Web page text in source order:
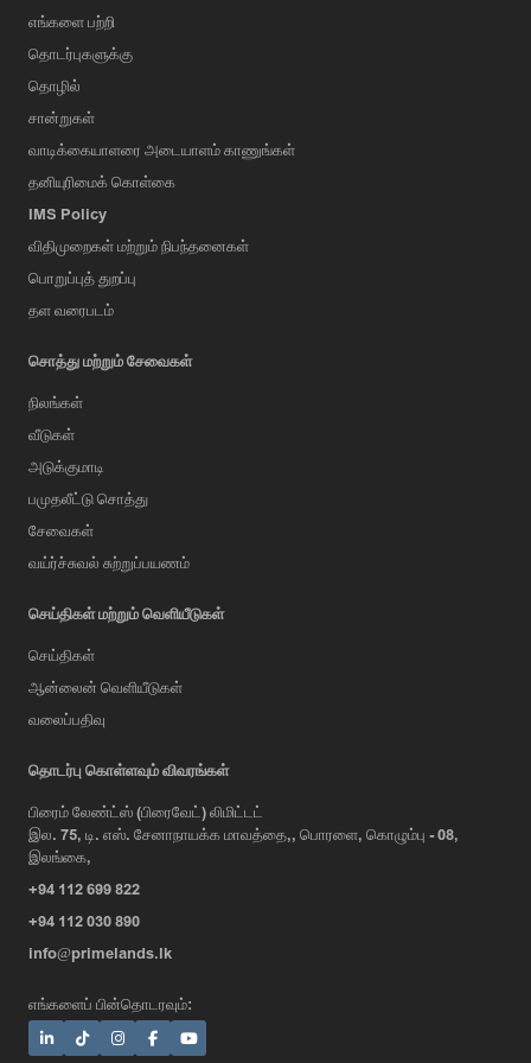
முறை (marina living) உருவாகும் வேளையில், துபாய், சிங்கப்பூர் மற்றும்
ஹொங்கொங் போன்ற உலகளாவிய நாடுகளுக்கு இணையாக
எங்களை பற்றி
தொடர்புகளுக்கு
தொழில்
சான்றுகள்
வாடிக்கையாளரை அடையாளம் காணுங்கள்
தனியுரிமைக் கொள்கை
IMS Policy
விதிமுறைகள் மற்றும் நிபந்தனைகள்
பொறுப்புத் துறப்பு
தள வரைபடம்
சொத்து மற்றும் சேவைகள்
நிலங்கள்
வீடுகள்
அடுக்குமாடி
பமுதலீட்டு சொத்து
சேவைகள்
வய்ர்ச்சுவல் சுற்றுப்பயணம்
செய்திகள் மற்றும் வெளியீடுகள்
செய்திகள்
ஆன்லைன் வெளியீடுகள்
வலைப்பதிவு
தொடர்பு கொள்ளவும் விவரங்கள்
பிரைம் லேண்ட்ஸ் (பிரைவேட்) லிமிட்டட்
இல. 75, டி. எஸ். சேனாநாயக்க மாவத்தை,, பொரளை, கொழும்பு - 08,
இலங்கை,
+94 112 699 822
+94 112 030 890
info@primelands.lk
எங்களைப் பின்தொடரவும்: